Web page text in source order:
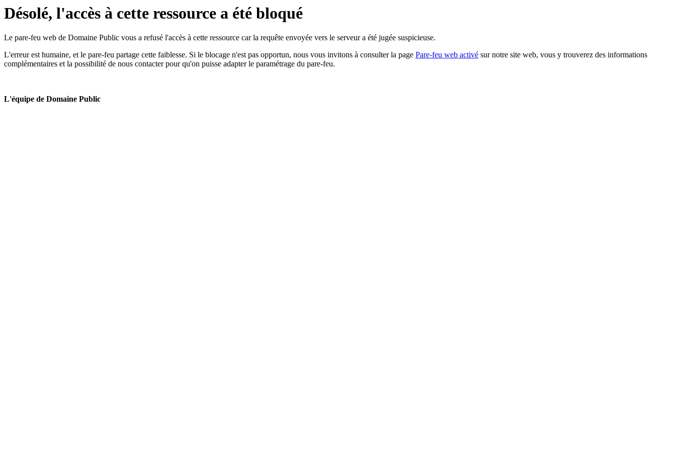
Désolé, l'accès à cette ressource a été bloqué
Le pare-feu web de Domaine Public vous a refusé l'accès à cette ressource car la requête envoyée vers le serveur a été jugée suspicieuse.
L'erreur est humaine, et le pare-feu partage cette faiblesse. Si le blocage n'est pas opportun, nous vous invitons à consulter la page Pare-feu web activé sur notre site web, vous y trouverez des informations
complémentaires et la possibilité de nous contacter pour qu'on puisse adapter le paramétrage du pare-feu.
L'équipe de Domaine Public